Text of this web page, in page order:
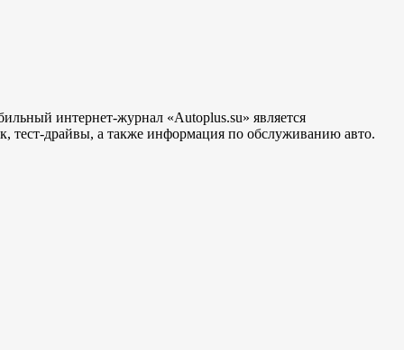
интернет-журнал «Autoplus.su» является
тест-драйвы, а также информация по обслуживанию авто.